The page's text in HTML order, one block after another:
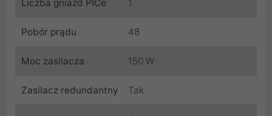
Liczba gniazd PICe 1
Pobór prądu 48
Moc zasilacza 150 W
Zasilacz redundantny Tak